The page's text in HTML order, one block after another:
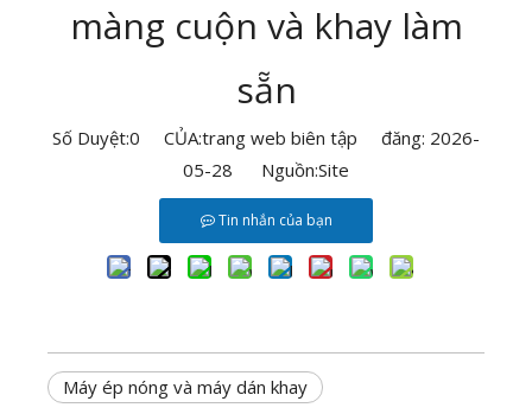
màng cuộn và khay làm
sẵn
Số Duyệt:0 CỦA:trang web biên tập đăng: 2026-
05-28 Nguồn:Site
Tin nhắn của bạn
Máy ép nóng và máy dán khay